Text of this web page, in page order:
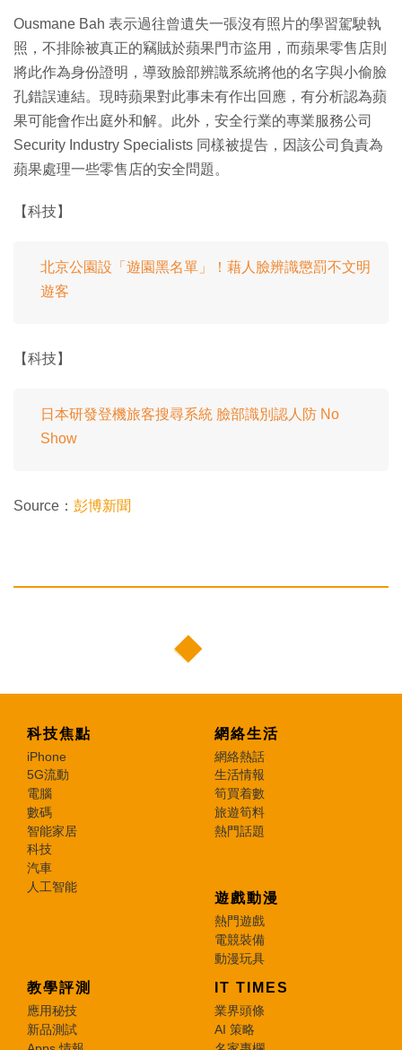
Ousmane Bah 表示過往曾遺失一張沒有照片的學習駕駛執
照，不排除被真正的竊賊於蘋果門市盜用，而蘋果零售店則
將此作為身份證明，導致臉部辨識系統將他的名字與小偷臉
孔錯誤連結。現時蘋果對此事未有作出回應，有分析認為蘋
果可能會作出庭外和解。此外，安全行業的專業服務公司
Security Industry Specialists 同樣被提告，因該公司負責為
蘋果處理一些零售店的安全問題。
【科技】
北京公園設「遊園黑名單」！藉人臉辨識懲罰不文明
遊客
【科技】
日本研發登機旅客搜尋系統 臉部識別認人防 No
Show
Source： 彭博新聞
科技焦點
iPhone
5G流動
電腦
數碼
智能家居
科技
汽車
人工智能
網絡生活
網絡熱話
生活情報
筍買着數
旅遊筍料
熱門話題
遊戲動漫
熱門遊戲
電競裝備
動漫玩具
教學評測
應用秘技
新品測試
IT TIMES
業界頭條
AI 策略